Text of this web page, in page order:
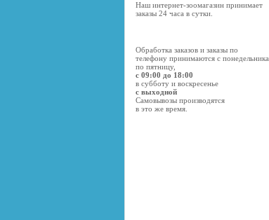
Наш интернет-зоомагазин принимает
заказы 24 часа в сутки.
Обработка заказов и заказы по
телефону принимаются с понедельника
по пятницу,
с 09:00 до 18:00
в субботу и воскресенье
с выходной
Самовывозы производятся
в это же время.